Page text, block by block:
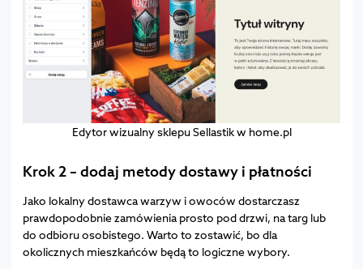
Edytor wizualny sklepu Sellastik w home.pl
Krok 2 – dodaj metody dostawy i płatności
Jako lokalny dostawca warzyw i owoców dostarczasz
prawdopodobnie zamówienia prosto pod drzwi, na targ lub
do odbioru osobistego. Warto to zostawić, bo dla
okolicznych mieszkańców będą to logiczne wybory.